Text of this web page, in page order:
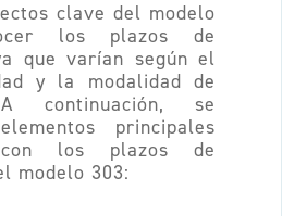
clave del modelo
los plazos de
que varían según el
y la modalidad de
continuación, se
principales
con los plazos de
modelo 303: